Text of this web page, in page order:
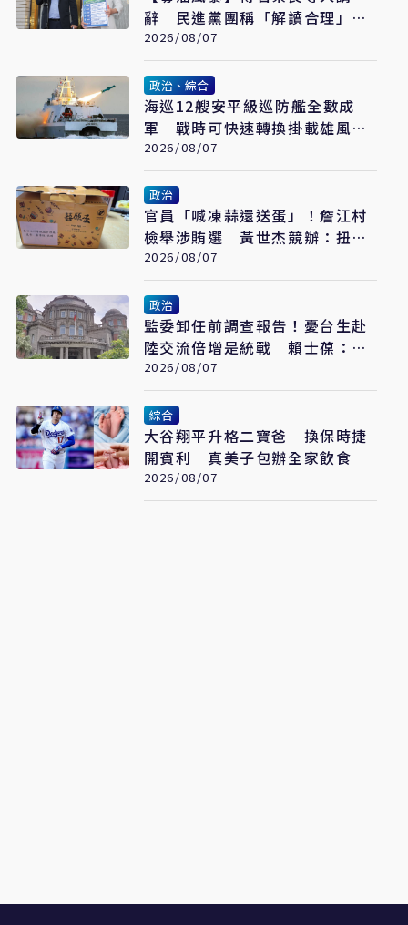
辭 民進黨團稱「解讀合理」：
但地方不要都甩鍋中央
2026/08/07
政治、綜合
海巡12艘安平級巡防艦全數成
軍 戰時可快速轉換掛載雄風飛
彈
2026/08/07
政治
官員「喊凍蒜還送蛋」！詹江村
檢舉涉賄選 黃世杰競辦：扭曲
事實
2026/08/07
政治
監委卸任前調查報告！憂台生赴
陸交流倍增是統戰 賴士葆：台
青終會認清台獨手段
2026/08/07
綜合
大谷翔平升格二寶爸 換保時捷
開賓利 真美子包辦全家飲食
2026/08/07